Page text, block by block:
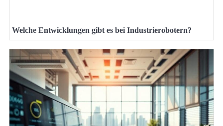
Welche Entwicklungen gibt es bei Industrierobotern?